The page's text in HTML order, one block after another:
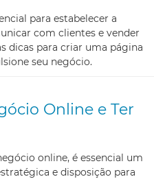
para estabelecer a
com clientes e vender
dicas para criar uma página
seu negócio.
Online e Ter
online, é essencial um
e disposição para